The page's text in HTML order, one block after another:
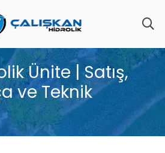
Ünite | Satış,
ve Teknik